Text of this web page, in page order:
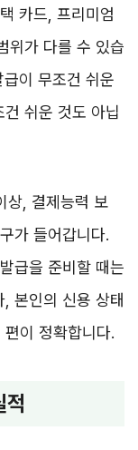
카드, 프리미엄
위가 다를 수 있습
이 무조건 쉬운
쉬운 것도 아닙
상, 결제능력 보
가 들어갑니다.
급을 준비할 때는
본인의 신용 상태
이 정확합니다.
적